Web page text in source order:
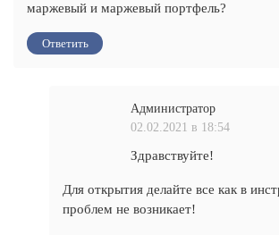
маржевый и маржевый портфель?
Ответить
Администратор
02.02.2021 в 18:54
Здравствуйте!
Для открытия делайте все как в
проблем не возникает!